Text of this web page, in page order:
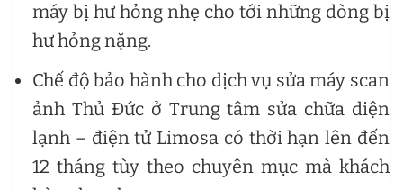
máy bị hư hỏng nhẹ cho tới những dòng bị
hư hỏng nặng.
Chế độ bảo hành cho dịch vụ sửa máy scan
ảnh Thủ Đức ở Trung tâm sửa chữa điện
lạnh – điện tử Limosa có thời hạn lên đến
12 tháng tùy theo chuyên mục mà khách